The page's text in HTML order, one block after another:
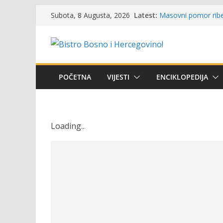
Skip
content
Subota, 8 Augusta, 2026 Latest: osvojili prelazni
Satnica 7. i 8. kola
i amura’
Obavještenje
osobe sa
POČETNA VIJESTI ENCIKLOPEDIJA
Loading...